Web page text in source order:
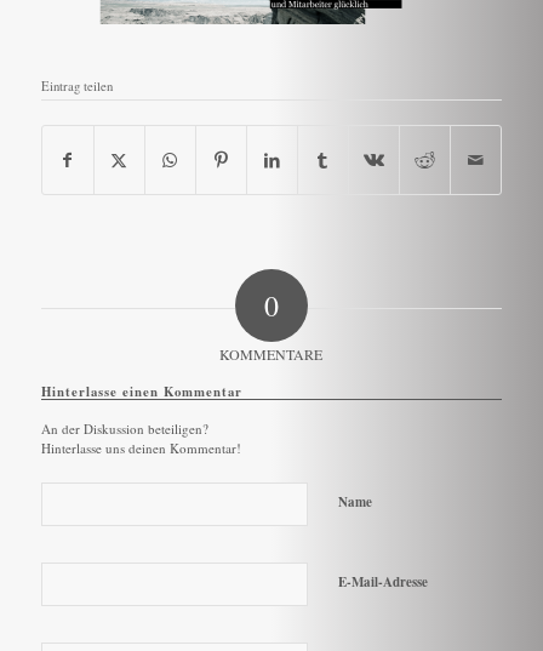
Eintrag teilen
0
KOMMENTARE
Hinterlasse einen Kommentar
An der Diskussion beteiligen?
Hinterlasse uns deinen Kommentar!
Name
E-Mail-Adresse